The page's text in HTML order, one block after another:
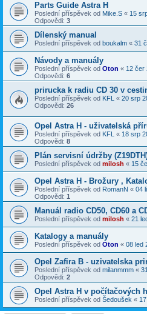
Parts Guide Astra H
Poslední příspěvek od Mike.S « 15
Odpovědi: 3
Dílenský manual
Poslední příspěvek od boukalm « 31
Návody a manuály
Poslední příspěvek od Oton « 12 čer
Odpovědi: 6
prirucka k radiu CD 30 v
Poslední příspěvek od KFL « 20 srp
Odpovědi: 26
Opel Astra H - uživatelská
Poslední příspěvek od KFL « 18 srp
Odpovědi: 8
Plán servisní údržby
Poslední příspěvek od milosh « 15
Opel Astra H - Brožury ,
Poslední příspěvek od RomanN « 04
Odpovědi: 1
Manuál radio CD50, CD60 a
Poslední příspěvek od milosh « 21
Katalogy a manuály
Poslední příspěvek od Oton « 08 led
Opel Zafira B - uzivatelska
Poslední příspěvek od milanmmm «
Odpovědi: 2
Opel Astra H v počítačových
Poslední příspěvek od Šedoušek «